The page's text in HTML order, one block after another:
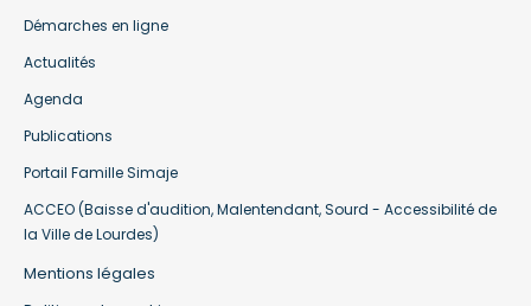
Démarches en ligne
Actualités
Agenda
Publications
Portail Famille Simaje
ACCEO (Baisse d'audition, Malentendant, Sourd - Accessibilité de
la Ville de Lourdes)
Mentions légales